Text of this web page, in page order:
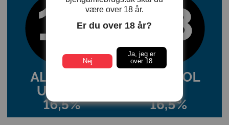
være over 18 år.
Er du over 18 år?
Nej
Ja, jeg er
over 18